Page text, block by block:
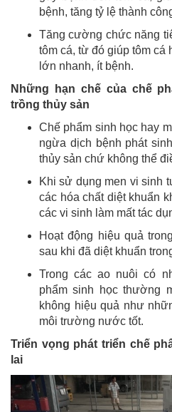
bệnh, tăng tỷ lệ thành
Tăng cường chức năng
tôm cá, từ đó giúp tôm cá
lớn nhanh, ít bệnh.
Những hạn chế của chế
trồng thủy sản
Chế phẩm sinh học hay
ngừa dịch bệnh phát
thủy sản chứ không thể
Khi sử dụng men vi sinh
các hóa chất diệt khuẩn
các vi sinh làm mất tác
Hoạt động hiệu quả
sau khi đã diệt khuẩn
Trong các ao nuôi có
phẩm sinh học thường
không hiệu quả như
môi trường nước tốt.
Triển vọng phát triển chế
lai